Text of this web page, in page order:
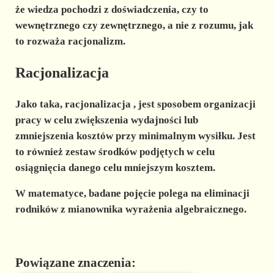
że wiedza pochodzi z doświadczenia, czy to
wewnętrznego czy zewnętrznego, a nie z rozumu, jak
to rozważa racjonalizm.
Racjonalizacja
Jako taka, racjonalizacja, jest sposobem organizacji
pracy w celu zwiększenia wydajności lub
zmniejszenia kosztów przy minimalnym wysiłku. Jest
to również zestaw środków podjętych w celu
osiągnięcia danego celu mniejszym kosztem.
W matematyce, badane pojęcie polega na eliminacji
rodników z mianownika wyrażenia algebraicznego.
Powiązane znaczenia: